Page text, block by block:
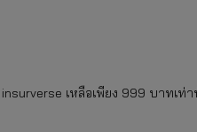
เหลือเพียง 999 บาทเท่